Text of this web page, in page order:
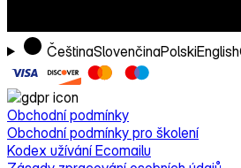
ČeštinaSlovenčinaPolskiEnglish
Obchodní podmínky
Obchodní podmínky pro školení
Kodex užívání Ecomailu